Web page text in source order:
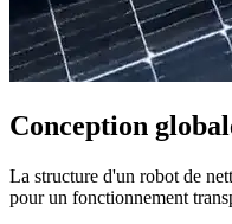
Conception
La structure d'un robot de
pour un fonctionnement